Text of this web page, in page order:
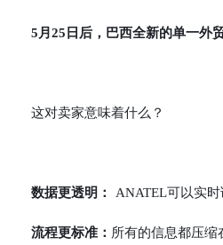
5月25日后，巴西全新的单一外
这对卖家意味着什么？
数据更透明： ANATEL可以实
流程更标准： 所有的信息都压缩